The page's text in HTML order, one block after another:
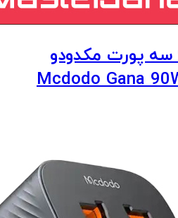
شارژر فندکی 90W سه پورت مکدودو
Mcdodo Gana